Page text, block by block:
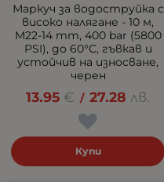
Маркуч за водоструйка с
високо налягане - 10 м,
M22-14 mm, 400 bar (5800
PSI), до 60°C, гъвкав и
устойчив на износване,
черен
13.95 € / 27.28 лв.
Купи